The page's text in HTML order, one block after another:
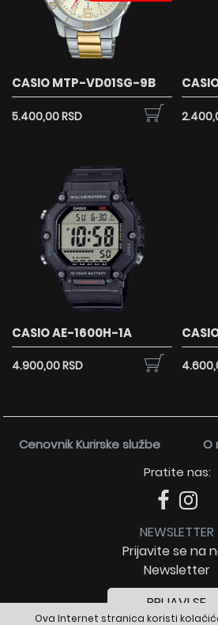
Ova Internet stranica koristi
CASIO MTP-VD01SG-9B
5.400,00 RSD
CASIO AE-1600H-1A
4.900,00 RSD
Cenovnik Kurirske službe
O
Pratite nas:
NEWSLETTER
Prijavite se na
Newsletter
PRIJAVI SE